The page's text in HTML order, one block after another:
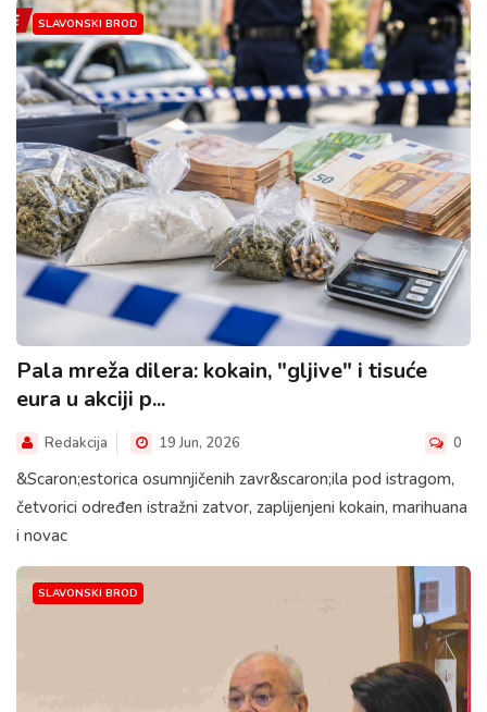
SLAVONSKI BROD
Pala mreža dilera: kokain, "gljive" i tisuće
eura u akciji p...
Redakcija 19 Jun, 2026 0
&Scaron;estorica osumnjičenih zavr&scaron;ila pod istragom,
četvorici određen istražni zatvor, zaplijenjeni kokain, marihuana
i novac
SLAVONSKI BROD